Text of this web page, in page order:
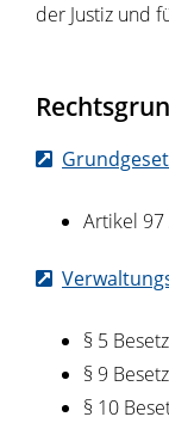
der Justiz und
Artikel 97
§ 5
§ 9
§ 10